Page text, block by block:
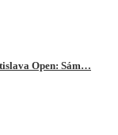
Open: Sám…